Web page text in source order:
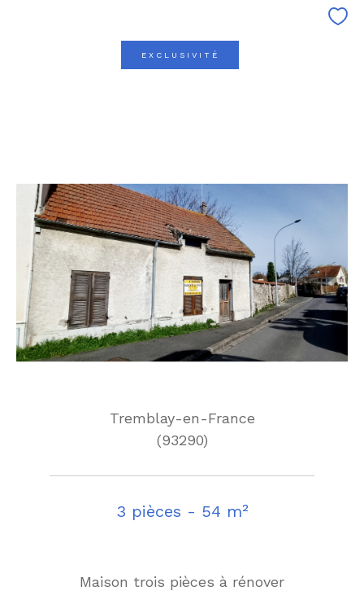
EXCLUSIVITÉ
Tremblay-en-France
(93290)
3 pièces - 54 m²
Maison trois pièces à rénover